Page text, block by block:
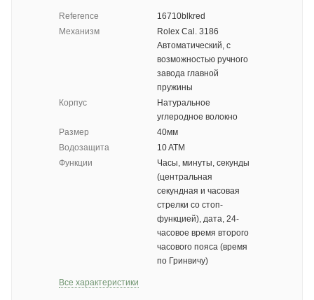
Reference
16710blkred
Механизм
Rolex Cal. 3186
Автоматический, с
возможностью ручного
завода главной
пружины
Корпус
Натуральное
углеродное волокно
Размер
40мм
Водозащита
10 ATM
Функции
Часы, минуты, секунды
(центральная
секундная и часовая
стрелки со стоп-
функцией), дата, 24-
часовое время второго
часового пояса (время
по Гринвичу)
Все характеристики